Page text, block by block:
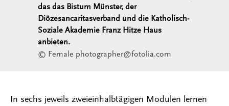
das das Bistum Münster, der
Diözesancaritasverband und die Katholisch-
Soziale Akademie Franz Hitze Haus
anbieten.
© Female photographer@fotolia.com
In sechs jeweils zweieinhalbtägigen Modulen lernen